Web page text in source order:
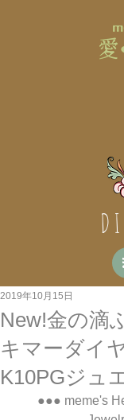
New!金の滴
キマーダイ
K10PGジュ
2019年10月15日